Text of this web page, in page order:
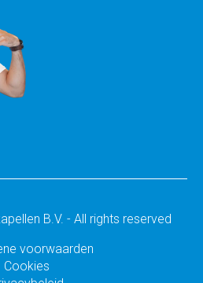
B.V. - All rights reserved
voorwaarden
Cookies